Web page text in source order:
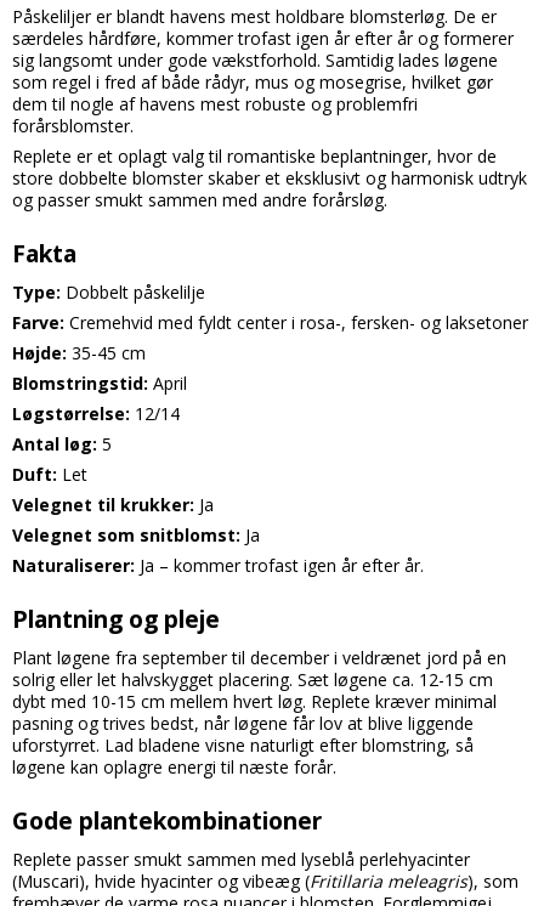
Påskeliljer er blandt havens mest holdbare blomsterløg. De er
særdeles hårdføre, kommer trofast igen år efter år og formerer
sig langsomt under gode vækstforhold. Samtidig lades løgene
som regel i fred af både rådyr, mus og mosegrise, hvilket gør
dem til nogle af havens mest robuste og problemfri
forårsblomster.
Replete er et oplagt valg til romantiske beplantninger, hvor de
store dobbelte blomster skaber et eksklusivt og harmonisk udtryk
og passer smukt sammen med andre forårsløg.
Fakta
Type: Dobbelt påskelilje
Farve: Cremehvid med fyldt center i rosa-, fersken- og laksetoner
Højde: 35-45 cm
Blomstringstid: April
Løgstørrelse: 12/14
Antal løg: 5
Duft: Let
Velegnet til krukker: Ja
Velegnet som snitblomst: Ja
Naturaliserer: Ja – kommer trofast igen år efter år.
Plantning og pleje
Plant løgene fra september til december i veldrænet jord på en
solrig eller let halvskygget placering. Sæt løgene ca. 12-15 cm
dybt med 10-15 cm mellem hvert løg. Replete kræver minimal
pasning og trives bedst, når løgene får lov at blive liggende
uforstyrret. Lad bladene visne naturligt efter blomstring, så
løgene kan oplagre energi til næste forår.
Gode plantekombinationer
Replete passer smukt sammen med lyseblå perlehyacinter
(Muscari), hvide hyacinter og vibeæg (Fritillaria meleagris), som